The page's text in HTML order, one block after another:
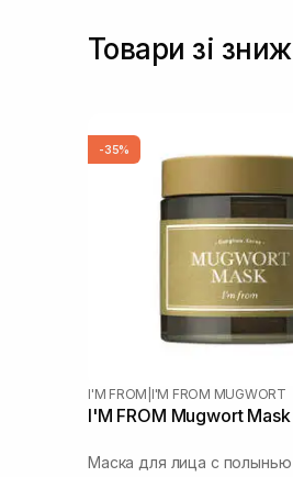
Товари зі
-35%
I'M FROM I'M FROM MUGWORT
I'M FROM Mugwort Mask
Маска для лица с полынью